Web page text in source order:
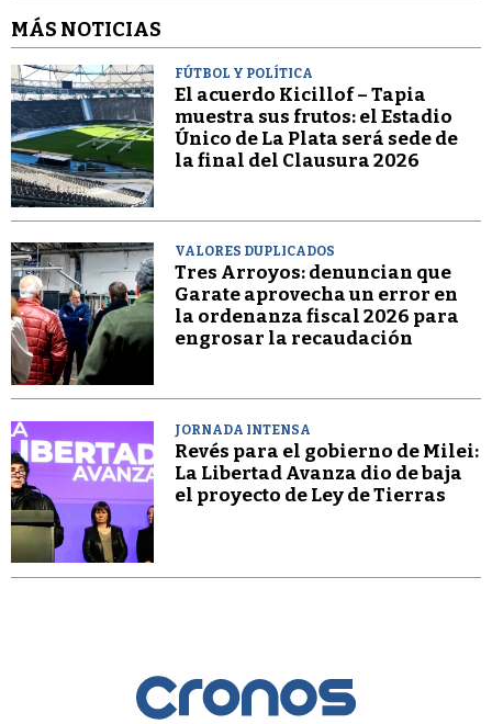
MÁS NOTICIAS
FÚTBOL Y POLÍTICA
El acuerdo Kicillof – Tapia
muestra sus frutos: el Estadio
Único de La Plata será sede de
la final del Clausura 2026
VALORES DUPLICADOS
Tres Arroyos: denuncian que
Garate aprovecha un error en
la ordenanza fiscal 2026 para
engrosar la recaudación
JORNADA INTENSA
Revés para el gobierno de Milei:
La Libertad Avanza dio de baja
el proyecto de Ley de Tierras